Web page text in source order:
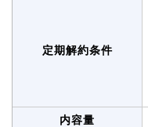
定期解約条件
内容量